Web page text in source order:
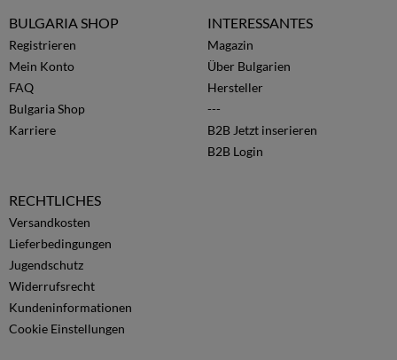
BULGARIA SHOP
Registrieren
Mein Konto
FAQ
Bulgaria Shop
Karriere
INTERESSANTES
Magazin
Über Bulgarien
Hersteller
---
B2B Jetzt inserieren
B2B Login
RECHTLICHES
Versandkosten
Lieferbedingungen
Jugendschutz
Widerrufsrecht
Kundeninformationen
Cookie Einstellungen